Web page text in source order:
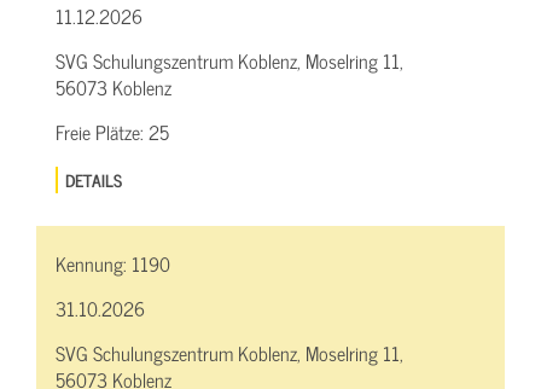
11.12.2026
SVG Schulungszentrum Koblenz, Moselring 11,
56073 Koblenz
Freie Plätze:25
DETAILS
Kennung: 1190
31.10.2026
SVG Schulungszentrum Koblenz, Moselring 11,
56073 Koblenz